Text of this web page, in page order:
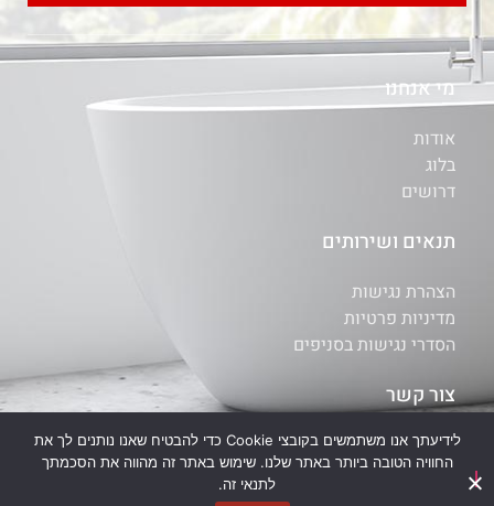
מי אנחנו
אודות
בלוג
דרושים
תנאים ושירותים
הצהרת נגישות
מדיניות פרטיות
הסדרי נגישות בסניפים
צור קשר
איתור סניף
יצירת קשר
לידיעתך אנו משתמשים בקובצי Cookie כדי להבטיח שאנו נותנים לך את
החוויה הטובה ביותר באתר שלנו. שימוש באתר זה מהווה את הסכמתך
לתנאי זה.